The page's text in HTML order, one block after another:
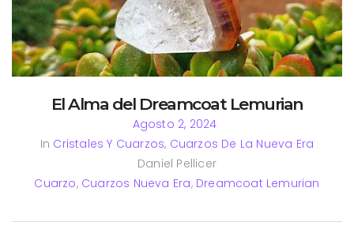
El Alma del Dreamcoat Lemurian
Agosto 2, 2024
In Cristales Y Cuarzos, Cuarzos De La Nueva Era
Daniel Pellicer
Cuarzo, Cuarzos Nueva Era, Dreamcoat Lemurian